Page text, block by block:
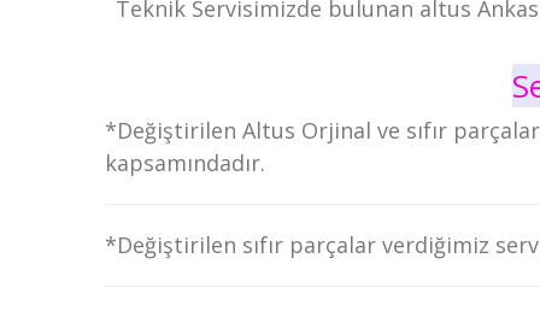
Teknik Servisimizde bulunan altus
*Değiştirilen Altus Orjinal ve sıfır
kapsamındadır.
*Değiştirilen sıfır parçalar verdiğimiz